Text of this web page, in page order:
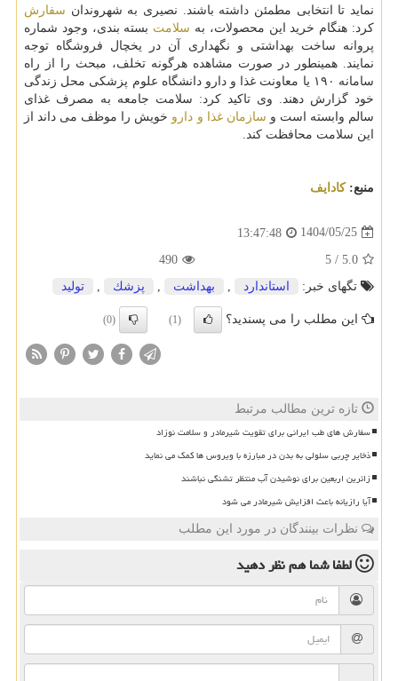
نماید تا انتخابی مطمئن داشته باشند. نصیری به شهروندان سفارش
کرد: هنگام خرید این محصولات، به سلامت بسته بندی، وجود شماره
پروانه ساخت بهداشتی و نگهداری آن در یخچال فروشگاه توجه
نمایند. همینطور در صورت مشاهده هرگونه تخلف، مبحث را از راه
سامانه ۱۹۰ یا معاونت غذا و دارو دانشگاه علوم پزشکی محل زندگی
خود گزارش دهند. وی تاکید کرد: سلامت جامعه به مصرف غذای
سالم وابسته است و سازمان غذا و دارو خویش را موظف می داند از
این سلامت محافظت کند.
منبع:كادایف
1404/05/25
13:47:48
5.0
/
5
490
تگهای خبر:
استاندارد بهداشت پزشك تولید
این مطلب را می پسندید؟ (1)
(0)
تازه ترین مطالب مرتبط
سفارش های طب ایرانی برای تقویت شیرمادر و سلامت نوزاد
ذخایر چربی سلولی به بدن در مبارزه با ویروس ها کمک می نماید
زائرین اربعین برای نوشیدن آب منتظر تشنگی نباشند
آیا رازیانه باعث افزایش شیرمادر می شود
نظرات بینندگان در مورد این مطلب
لطفا شما همنظر دهید